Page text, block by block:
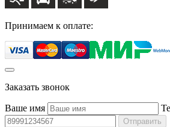
Принимаем к оплате:
Заказать звонок
Ваше имя
Отправить